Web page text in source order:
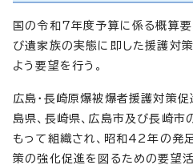
国の令和7年度予算に係る概算
び遺家族の実態に即した援護対
よう要望を行う。
広島・長崎原爆被爆者援護対策促
島県、長崎県、広島市及び長崎市
もって組織され、昭和42年の発
策の強化促進を図るための要望